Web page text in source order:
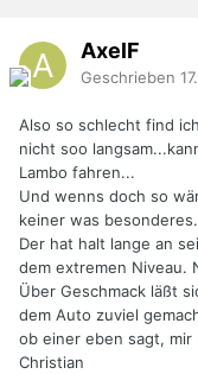
AxelF
Geschrieben
Also so schlecht find
nicht soo
Lambo fahren...
Und wenns doch so
keiner was besonderes.
Der hat halt lange an
dem extremen Niveau.
Über Geschmack läßt
dem Auto zuviel
ob einer eben sagt, mir
Christian